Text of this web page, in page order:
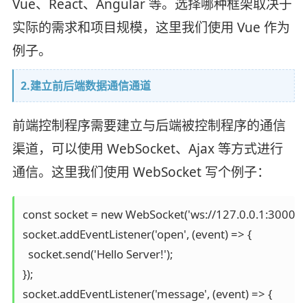
Vue、React、Angular 等。选择哪种框架取决于
实际的需求和项目规模，这里我们使用 Vue 作为
例子。
2.建立前后端数据通信通道
前端控制程序需要建立与后端被控制程序的通信
渠道，可以使用 WebSocket、Ajax 等方式进行
通信。这里我们使用 WebSocket 写个例子：
const socket = new WebSocket('ws://127.0.0.1:3000');
socket.addEventListener('open', (event) => {
  socket.send('Hello Server!');
});
socket.addEventListener('message', (event) => {